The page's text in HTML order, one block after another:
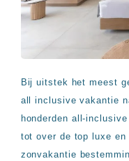
Bij uitstek het meest
all inclusive vakantie
honderden all-
tot over de top luxe
zonvakantie